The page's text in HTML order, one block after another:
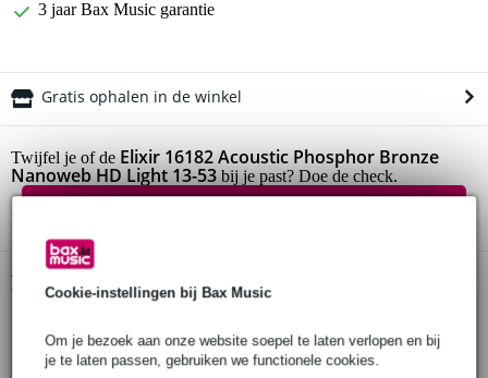
Cookie-instellingen bij Bax Music
Om je bezoek aan onze website soepel te laten verlopen en bij
je te laten passen, gebruiken we functionele cookies.
3 jaar Bax Music garantie
Gratis ophalen in de winkel
Twijfel je of de Elixir 16182 Acoustic Phosphor Bronze
Nanoweb HD Light 13-53 bij je past? Doe de check.
Productinformatie
geschikt voor staalsnarige akoestische western-/folkgitaren